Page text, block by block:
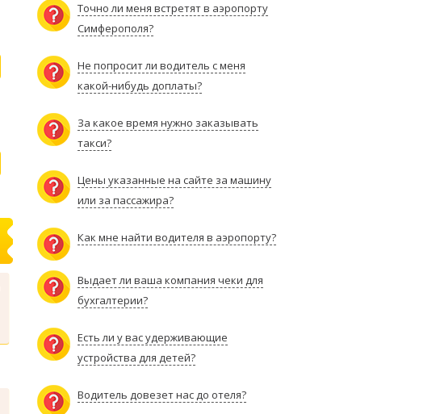
Точно ли меня встретят в аэропорту
Симферополя?
Не попросит ли водитель с меня
какой-нибудь доплаты?
За какое время нужно заказывать
такси?
Цены указанные на сайте за машину
или за пассажира?
Как мне найти водителя в аэропорту?
Выдает ли ваша компания чеки для
бухгалтерии?
Есть ли у вас удерживающие
устройства для детей?
Водитель довезет нас до отеля?